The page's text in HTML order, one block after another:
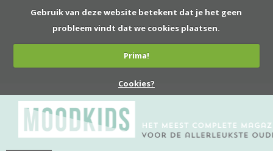
Gebruik van deze website betekent dat je het geen
probleem vindt dat we cookies plaatsen.
Prima!
Cookies?